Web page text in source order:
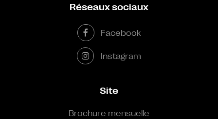
Réseaux sociaux
Facebook
Instagram
Site
Brochure mensuelle